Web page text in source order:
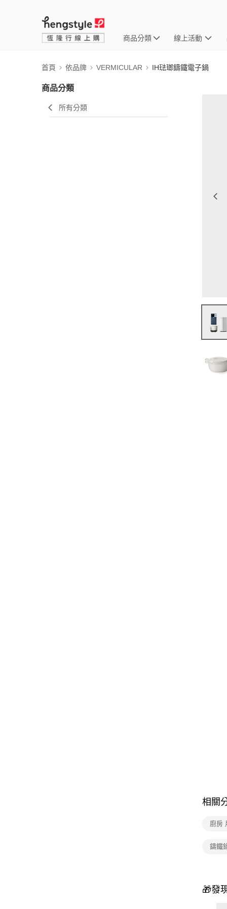
商品分類 線上活動
首頁 依品牌 VERMICULAR IH琺瑯鑄鐵電子鍋
商品分類
所有分類
相關
廚房
鑄鐵
🎁發